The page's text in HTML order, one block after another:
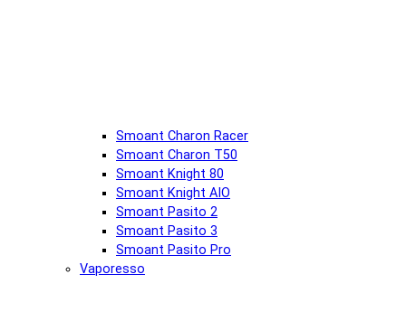
Smoant Charon Racer
Smoant Charon T50
Smoant Knight 80
Smoant Knight AIO
Smoant Pasito 2
Smoant Pasito 3
Smoant Pasito Pro
Vaporesso